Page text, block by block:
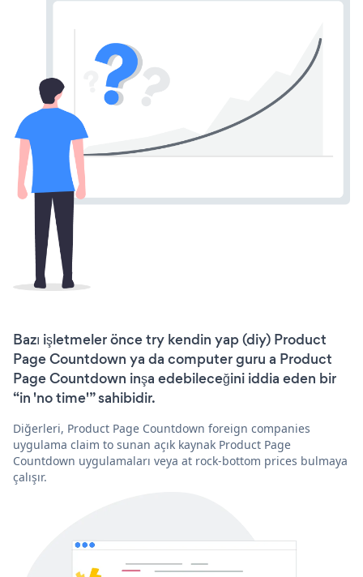
Bazı işletmeler önce try kendin yap (diy) Product
Page Countdown ya da computer guru a Product
Page Countdown inşa edebileceğini iddia eden bir
“in 'no time'” sahibidir.
Diğerleri, Product Page Countdown foreign companies
uygulama claim to sunan açık kaynak Product Page
Countdown uygulamaları veya at rock-bottom prices bulmaya
çalışır.